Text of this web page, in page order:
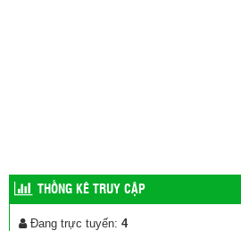
THỐNG KÊ TRUY CẬP
Đang trực tuyến: 4